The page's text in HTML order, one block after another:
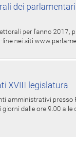
dei
per l'anno 2017,
line nei siti
XVIII legislatura
amministrativi
dalle ore 9.00 alle